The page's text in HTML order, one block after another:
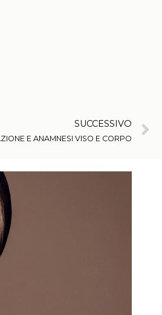
SUCCESSIVO
E ANAMNESI VISO E CORPO